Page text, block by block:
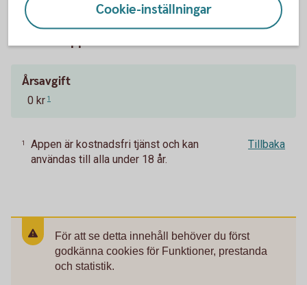
Pris för Appen
Årsavgift
0 kr 1
1
Appen är kostnadsfri tjänst och kan
användas till alla under 18 år.
Tillbaka
För att se detta innehåll behöver du först
godkänna cookies för Funktioner, prestanda
och statistik.
Cookie-inställningar